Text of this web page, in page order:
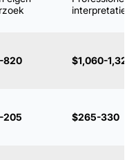
interpretatie
820 $1,060-1,320
205 $265-330